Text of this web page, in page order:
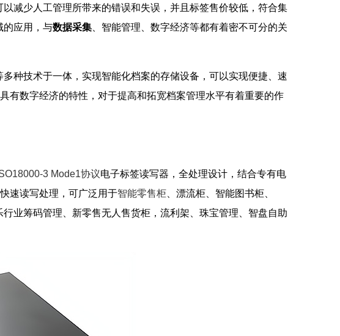
减少人工管理所带来的错误和失误，并且标签售价较低，符合集
的应用，与数据采集 、智能管理、数字经济等都有着密不可分的关
种技术于一体，实现智能化档案的存储设备，可以实现便捷、速
有数字经济的特性，对于提高和拓宽档案管理水平有着重要的作
3 Mode1协议电子标签读写器，全处理设计，结合专有电
速读写处理，可广泛用于智能零售柜 、漂流柜、智能图书柜、
行业筹码管理、新零售无人售货柜，流利架、珠宝管理、智盘自助